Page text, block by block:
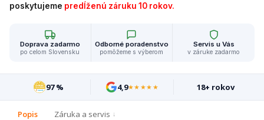
poskytujeme predĺženú záruku 10 rokov.
Doprava zadarmo
po celom Slovensku
Odborné poradenstvo
pomôžeme s výberom
Servis u Vás
v záruke zadarmo
97 % 4,9★★★★★ 18+ rokov
Popis Záruka a servis